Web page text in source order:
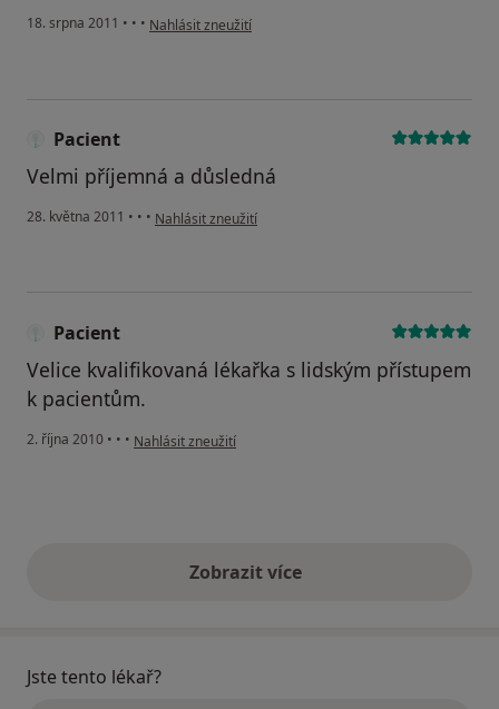
18. srpna 2011 • • • podle názoru uživatele Váš účet byl odstraněn
Nahlásit zneužití
Pacient
Velmi příjemná a důsledná
28. května 2011 • • • podle názoru uživatele Pacient
Nahlásit zneužití
Pacient
Velice kvalifikovaná lékařka s lidským přístupem
k pacientům.
2. října 2010 • • • podle názoru uživatele Pacient
Nahlásit zneužití
Zobrazit vícevýše uvedené názory
Jste tento lékař?